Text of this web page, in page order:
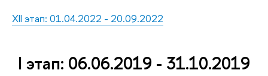
XII этап: 01.04.2022 - 20.09.2022
I этап: 06.06.2019 - 31.10.2019